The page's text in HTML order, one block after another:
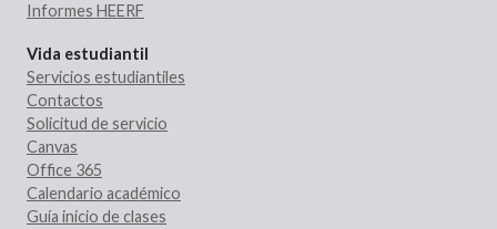
Informes HEERF
Vida estudiantil
Servicios estudiantiles
Contactos
Solicitud de servicio
Canvas
Office 365
Calendario académico
Guía inicio de clases